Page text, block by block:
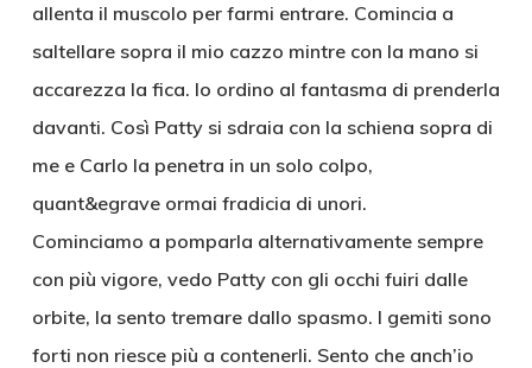
allenta il muscolo per farmi entrare. Comincia a
saltellare sopra il mio cazzo mintre con la mano si
accarezza la fica. Io ordino al fantasma di prenderla
davanti. Così Patty si sdraia con la schiena sopra di
me e Carlo la penetra in un solo colpo,
quant&egrave ormai fradicia di unori.
Cominciamo a pomparla alternativamente sempre
con più vigore, vedo Patty con gli occhi fuiri dalle
orbite, la sento tremare dallo spasmo. I gemiti sono
forti non riesce più a contenerli. Sento che anch’io